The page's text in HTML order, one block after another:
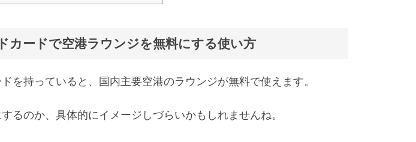
カードで空港ラウンジを無料にする使い方
を持っていると、国内主要空港のラウンジが無料で使えます。
るのか、具体的にイメージしづらいかもしれませんね。